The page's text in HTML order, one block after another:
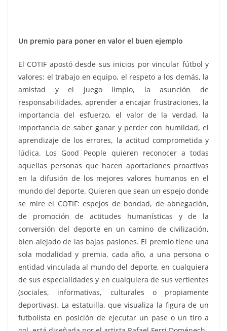
Un premio para poner en valor el buen ejemplo
El COTIF apostó desde sus inicios por vincular fútbol y
valores: el trabajo en equipo, el respeto a los demás, la
amistad y el juego limpio, la asunción de
responsabilidades, aprender a encajar frustraciones, la
importancia del esfuerzo, el valor de la verdad, la
importancia de saber ganar y perder con humildad, el
aprendizaje de los errores, la actitud comprometida y
lúdica. Los Good People quieren reconocer a todas
aquellas personas que hacen aportaciones proactivas
en la difusión de los mejores valores humanos en el
mundo del deporte. Quieren que sean un espejo donde
se mire el COTIF: espejos de bondad, de abnegación,
de promoción de actitudes humanísticas y de la
conversión del deporte en un camino de civilización,
bien alejado de las bajas pasiones. El premio tiene una
sola modalidad y premia, cada año, a una persona o
entidad vinculada al mundo del deporte, en cualquiera
de sus especialidades y en cualquiera de sus vertientes
(sociales, informativas, culturales o propiamente
deportivas). La estatuilla, que visualiza la figura de un
futbolista en posición de ejecutar un pase o un tiro a